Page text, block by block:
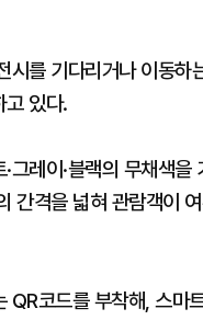
시를 기다리거나 이동
고 있다.
그레이·블랙의 무채색
간격을 넓혀 관람객이
QR코드를 부착해, 스마